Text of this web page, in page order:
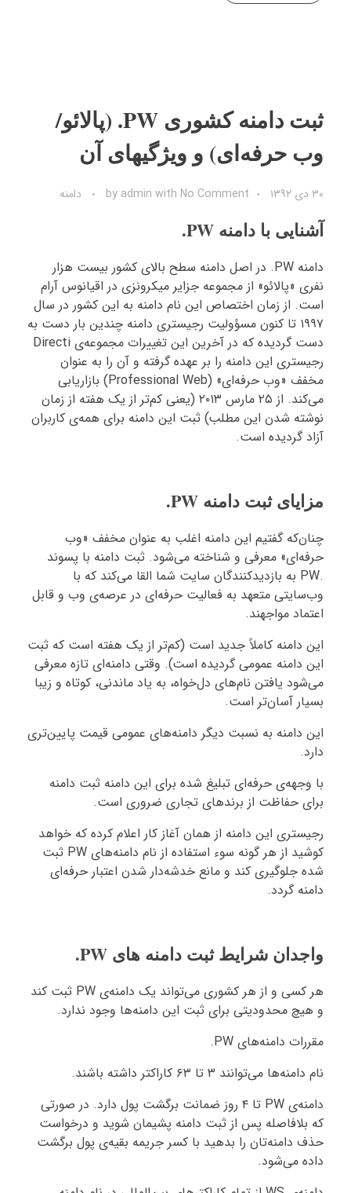
ثبت دامنه کشوری PW. (پالائو/
وب حرفه‌ای) و ویژگیهای آن
۳۰ دی ۱۳۹۲ by admin with No Comment دامنه
آشنایی با دامنه PW.
دامنه PW. در اصل دامنه سطح بالای کشور بیست هزار
نفری «پالائو» از مجموعه جزایر میکرونزی در اقیانوس آرام
است. از زمان اختصاص این نام دامنه به این کشور در سال
۱۹۹۷ تا کنون مسؤولیت رجیستری دامنه چندین بار دست به
دست گردیده که در آخرین این تغییرات مجموعه‌ی Directi
رجیستری این دامنه را بر عهده گرفته و آن را به عنوان
مخفف «وب حرفه‌ای» (Professional Web) بازاریابی
می‌کند. از ۲۵ مارس ۲۰۱۳ (یعنی کم‌تر از یک هفته از زمان
نوشته شدن این مطلب) ثبت این دامنه برای همه‌ی کاربران
آزاد گردیده است.
مزایای ثبت دامنه PW.
چنان‌که گفتیم این دامنه اغلب به عنوان مخفف «وب
حرفه‌ای» معرفی و شناخته می‌شود. ثبت دامنه با پسوند
.PW به بازدیدکنندگان سایت شما القا می‌کند که با
وب‌سایتی متعهد به فعالیت حرفه‌ای در عرصه‌ی وب و قابل
اعتماد مواجهند.
این دامنه کاملاً جدید است (کم‌تر از یک هفته است که ثبت
این دامنه عمومی گردیده است). وقتی دامنه‌ای تازه معرفی
می‌شود یافتن نام‌های دل‌خواه، به یاد ماندنی، کوتاه و زیبا
بسیار آسان‌تر است.
این دامنه به نسبت دیگر دامنه‌های عمومی قیمت پایین‌تری
دارد.
با وجهه‌ی حرفه‌ای تبلیغ شده برای این دامنه ثبت دامنه
برای حفاظت از برندهای تجاری ضروری است.
رجیستری این دامنه از همان آغاز کار اعلام کرده که خواهد
کوشید از هر گونه سوء استفاده از نام دامنه‌های PW ثبت
شده جلوگیری کند و مانع خدشه‌دار شدن اعتبار حرفه‌ای
دامنه گردد.
واجدان شرایط ثبت دامنه های PW.
هر کسی و از هر کشوری می‌تواند یک دامنه‌ی PW ثبت کند
و هیچ محدودیتی برای ثبت این دامنه‌ها وجود ندارد.
مقررات دامنه‌های PW.
نام دامنه‌ها می‌توانند ۳ تا ۶۳ کاراکتر داشته باشند.
دامنه‌ی PW تا ۴ روز ضمانت برگشت پول دارد. در صورتی
که بلافاصله پس از ثبت دامنه پشیمان شوید و درخواست
حذف دامنه‌تان را بدهید با کسر جریمه بقیه‌ی پول برگشت
داده می‌شود.